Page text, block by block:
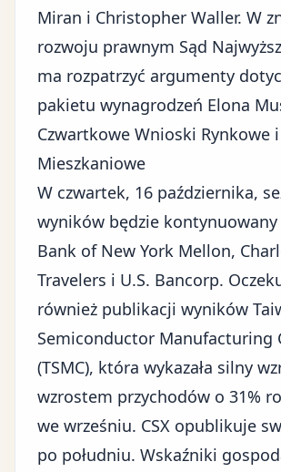
Miran i Christopher Waller. W
rozwoju prawnym Sąd
ma rozpatrzyć argumenty
pakietu wynagrodzeń Elona
Czwartkowe Wnioski Rynkowe
Mieszkaniowe
W czwartek, 16 października,
wyników będzie
Bank of New York Mellon,
Travelers i U.S. Bancorp.
również publikacji wyników
Semiconductor Manufacturing
(TSMC), która wykazała silny
wzrostem przychodów o 31%
we wrześniu. CSX opublikuje
po południu. Wskaźniki